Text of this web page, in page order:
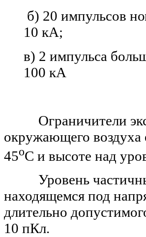
б) 20 импульсов
10 кА;
в) 2 импульса
100 кА
Ограничители
окружающего воздуха
45оС и высоте над
Уровень
находящемся под
длительно
10 пКл.